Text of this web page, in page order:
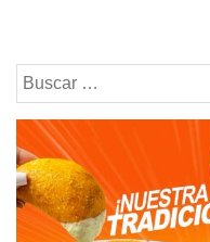
Buscar: